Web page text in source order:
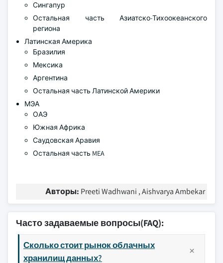
Сингапур
Остальная часть Азиатско-Тихоокеанского
региона
Латинская Америка
Бразилия
Мексика
Аргентина
Остальная часть Латинской Америки
МЭА
ОАЭ
Южная Африка
Саудовская Аравия
Остальная часть MEA
Авторы: Preeti Wadhwani , Aishvarya Ambekar
Часто задаваемые вопросы(FAQ):
Сколько стоит рынок облачных
хранилищ данных?